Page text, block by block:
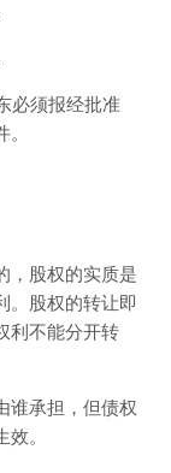
必须报经批准
，股权的实质是
。股权的转让即
利不能分开转
谁承担，但债权
。